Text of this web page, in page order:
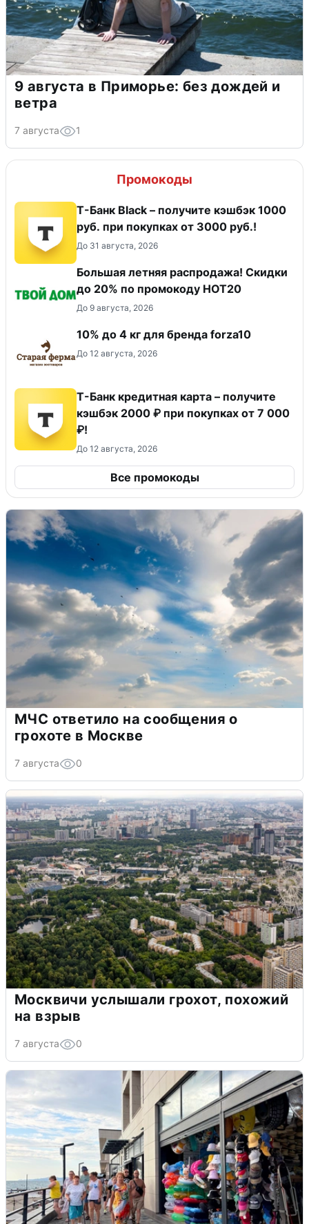
9 августа в Приморье: без дождей и
ветра
7 августа 1
Промокоды
Т-Банк Black – получите кэшбэк 1000
руб. при покупках от 3000 руб.!
До 31 августа, 2026
Большая летняя распродажа! Скидки
до 20% по промокоду HOT20
До 9 августа, 2026
10% до 4 кг для бренда forza10
До 12 августа, 2026
Т-Банк кредитная карта – получите
кэшбэк 2000 ₽ при покупках от 7 000
₽!
До 12 августа, 2026
Все промокоды
МЧС ответило на сообщения о
грохоте в Москве
7 августа 0
Москвичи услышали грохот, похожий
на взрыв
7 августа 0